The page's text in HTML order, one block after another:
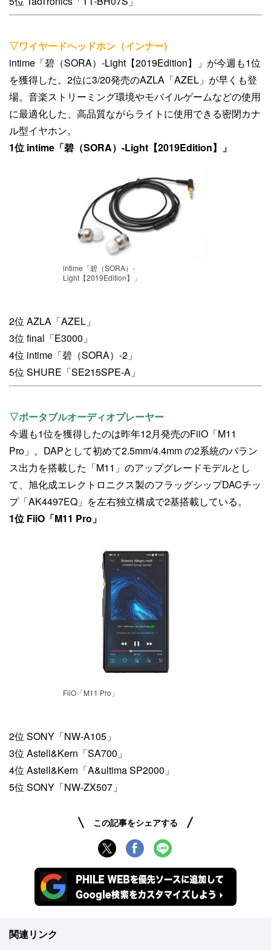
▽ワイヤードヘッドホン（インナー)
intime「碧（SORA）-Light【2019Edition】」が今週も1位
を獲得した。2位に3/20発売のAZLA「AZEL」が早くも登
場。音楽ストリーミング環境やモバイルゲームなどの使用
に最適化した、高品質ながらライトに使用できる密閉カナ
ル型イヤホン。
1位 intime「碧（SORA）-Light【2019Edition】」
intime「碧（SORA）-
Light【2019Edition】」
2位 AZLA「AZEL」
3位 final「E3000」
4位 intime「碧（SORA）-2」
5位 SHURE「SE215SPE-A」
▽ポータブルオーディオプレーヤー
今週も1位を獲得したのは昨年12月発売のFiiO「M11
Pro」。DAPとして初めて2.5mm/4.4mm の2系統のバラン
ス出力を搭載した「M11」のアップグレードモデルとし
て、旭化成エレクトロニクス製のフラッグシップDACチッ
プ「AK4497EQ」を左右独立構成で2基搭載している。
1位 FiiO「M11 Pro」
FiiO「M11 Pro」
2位 SONY「NW-A105」
3位 Astell&Kern「SA700」
4位 Astell&Kern「A&ultima SP2000」
5位 SONY「NW-ZX507」
この記事をシェアする
関連リンク